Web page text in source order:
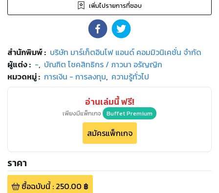
เพิ่มไปรายการที่ชอบ
สำนักพิมพ์: บริษัท มาร์เก็ตอินโฟ แอนด์ คอมมิวนิเคชั่น จำกัด
ผู้แต่ง : -, บัณฑิต โชคสิทธิกร / ภาวนา อรัญญิก
หมวดหมู่: การเงิน - การลงทุน, ความรู้ทั่วไป
อ่านเล่มนี้ ฟรี!
เพียงมีแพ็กเกจ Buffet Premium
สมัครแพ็กเกจ
ราคา
ซื้อฉบับนี้: 250.00 ฿